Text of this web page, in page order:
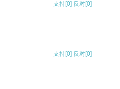
支持[0] 反对[0]
支持[0] 反对[0]